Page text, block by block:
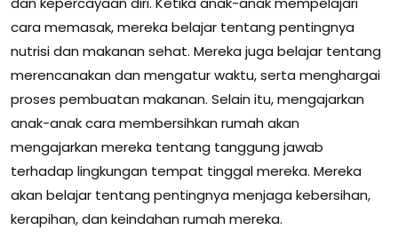
cara memasak, mereka belajar tentang pentingnya
nutrisi dan makanan sehat. Mereka juga belajar tentang
merencanakan dan mengatur waktu, serta menghargai
proses pembuatan makanan. Selain itu, mengajarkan
anak-anak cara membersihkan rumah akan
mengajarkan mereka tentang tanggung jawab
terhadap lingkungan tempat tinggal mereka. Mereka
akan belajar tentang pentingnya menjaga kebersihan,
kerapihan, dan keindahan rumah mereka.